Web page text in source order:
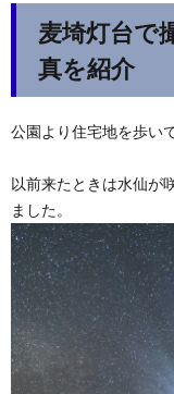
麦埼灯台で
真を紹介
公園より住宅地を歩い
以前来たときは水仙が
ました。